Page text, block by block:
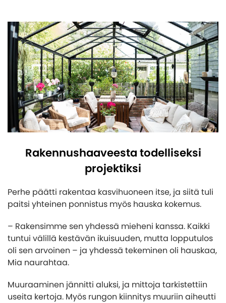
Rakennushaaveesta todelliseksi
projektiksi
Perhe päätti rakentaa kasvihuoneen itse, ja siitä tuli
paitsi yhteinen ponnistus myös hauska kokemus.
– Rakensimme sen yhdessä mieheni kanssa. Kaikki
tuntui välillä kestävän ikuisuuden, mutta lopputulos
oli sen arvoinen – ja yhdessä tekeminen oli hauskaa,
Mia naurahtaa.
Muuraaminen jännitti aluksi, ja mittoja tarkistettiin
useita kertoja. Myös rungon kiinnitys muuriin aiheutti